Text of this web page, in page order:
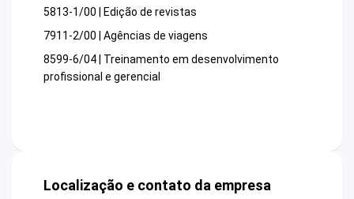
5813-1/00 | Edição de revistas
7911-2/00 | Agências de viagens
8599-6/04 | Treinamento em desenvolvimento
profissional e gerencial
Localização e contato da empresa